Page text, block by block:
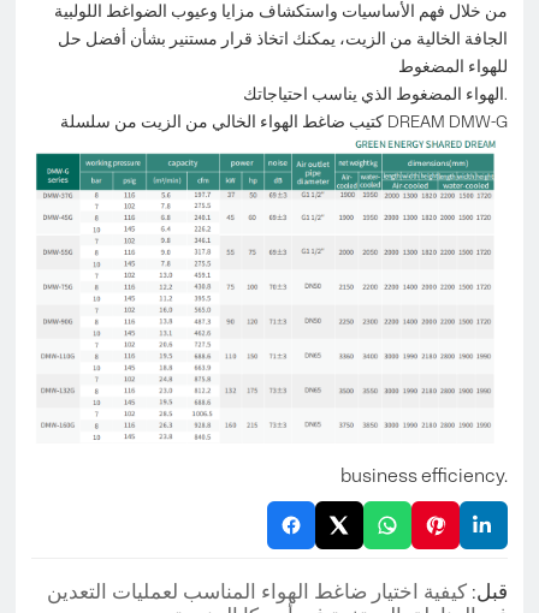
من خلال فهم الأساسيات واستكشاف مزايا وعيوب الضواغط اللولبية
الجافة الخالية من الزيت، يمكنك اتخاذ قرار مستنير بشأن أفضل حل
للهواء المضغوط
الهواء المضغوط الذي يناسب احتياجاتك.
كتيب ضاغط الهواء الخالي من الزيت من سلسلة DREAM DMW-G
business efficiency.
قبل: كيفية اختيار ضاغط الهواء المناسب لعمليات التعدين